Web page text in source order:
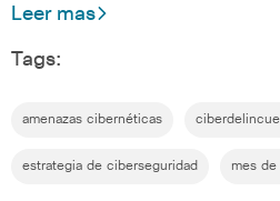
Leer mas
Tags:
amenazas cibernéticas
estrategia de ciberseguridad mes de